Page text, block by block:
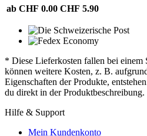
ab CHF 0.00 CHF 5.90
* Diese Lieferkosten fallen bei einem
können weitere Kosten, z. B.
Eigenschaften der Produkte,
du direkt in der Produktbeschreibung.
Hilfe & Support
Mein Kundenkonto